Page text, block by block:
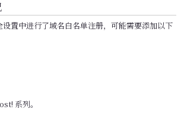
置中进行了域名白名单注册，可能需要添加以下
系列。